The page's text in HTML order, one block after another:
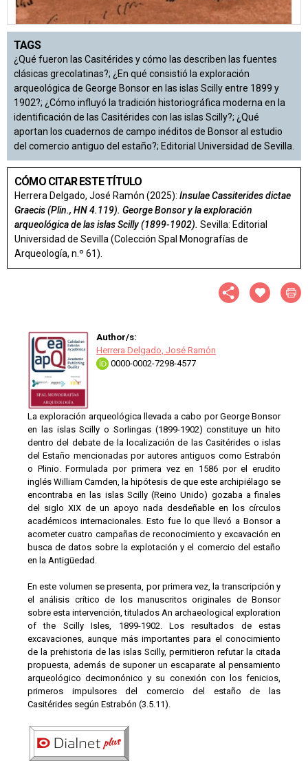
TAGS
¿Qué fueron las Casitérides y cómo las describen las fuentes
clásicas grecolatinas?; ¿En qué consistió la exploración
arqueológica de George Bonsor en las islas Scilly entre 1899 y
1902?; ¿Cómo influyó la tradición historiográfica moderna en la
identificación de las Casitérides con las islas Scilly?; ¿Qué
aportan los cuadernos de campo inéditos de Bonsor al estudio
del comercio antiguo del estaño?; Editorial Universidad de Sevilla.
CÓMO CITAR ESTE TÍTULO
Herrera Delgado, José Ramón (2025): Insulae Cassiterides dictae
Graecis (Plin., HN 4.119). George Bonsor y la exploración
arqueológica de las islas Scilly (1899-1902). Sevilla: Editorial
Universidad de Sevilla (Colección Spal Monografías de
Arqueología, n.º 61).
Author/s:
Herrera Delgado, José Ramón
0000-0002-7298-4577
La exploración arqueológica llevada a cabo por George Bonsor
en las islas Scilly o Sorlingas (1899-1902) constituye un hito
dentro del debate de la localización de las Casitérides o islas
del Estaño mencionadas por autores antiguos como Estrabón
o Plinio. Formulada por primera vez en 1586 por el erudito
inglés William Camden, la hipótesis de que este archipiélago se
encontraba en las islas Scilly (Reino Unido) gozaba a finales
del siglo XIX de un apoyo nada desdeñable en los círculos
académicos internacionales. Esto fue lo que llevó a Bonsor a
acometer cuatro campañas de reconocimiento y excavación en
busca de datos sobre la explotación y el comercio del estaño
en la Antigüedad.
En este volumen se presenta, por primera vez, la transcripción y
el análisis crítico de los manuscritos originales de Bonsor
sobre esta intervención, titulados An archaeological exploration
of the Scilly Isles, 1899-1902. Los resultados de estas
excavaciones, aunque más importantes para el conocimiento
de la prehistoria de las islas Scilly, permitieron refutar la citada
propuesta, además de suponer un escaparate al pensamiento
arqueológico decimonónico y su conexión con los fenicios,
primeros impulsores del comercio del estaño de las
Casitérides según Estrabón (3.5.11).